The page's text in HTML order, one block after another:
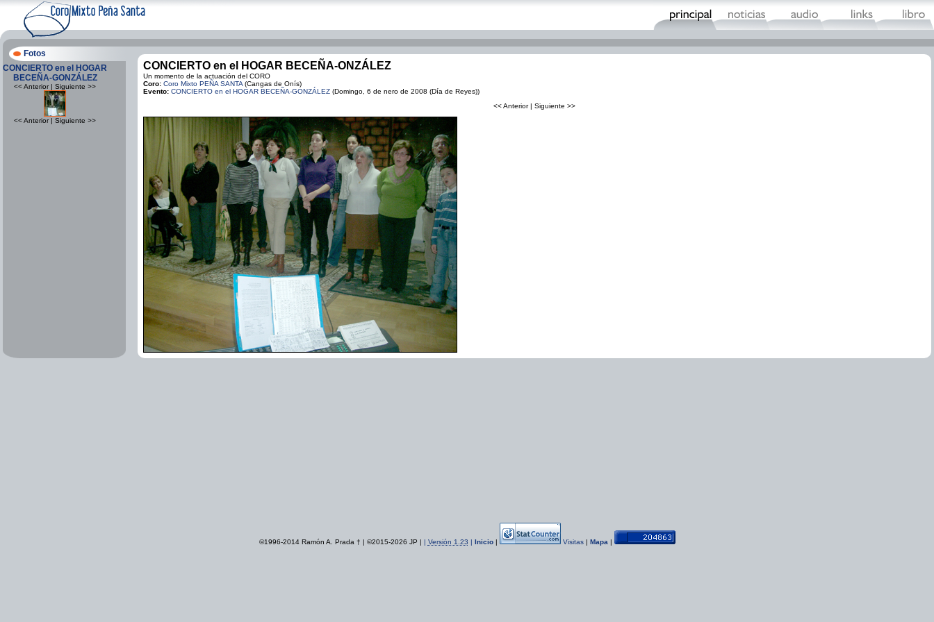
Fotos
CONCIERTO en el HOGAR
BECEÑA-GONZÁLEZ
<< Anterior | Siguiente >>
<< Anterior | Siguiente >>
CONCIERTO en el HOGAR BECEÑA-ONZÁLEZ
Un momento de la actuación del CORO
Coro: Coro Mixto PEÑA SANTA (Cangas de Onís)
Evento: CONCIERTO en el HOGAR BECEÑA-GONZÁLEZ (Domingo, 6 de nero de 2008 (Día de Reyes))
<< Anterior | Siguiente >>
©1996-2014 Ramón A. Prada † | ©2015-2026 JP | | Versión 1.23 | Inicio| Visitas| Mapa |